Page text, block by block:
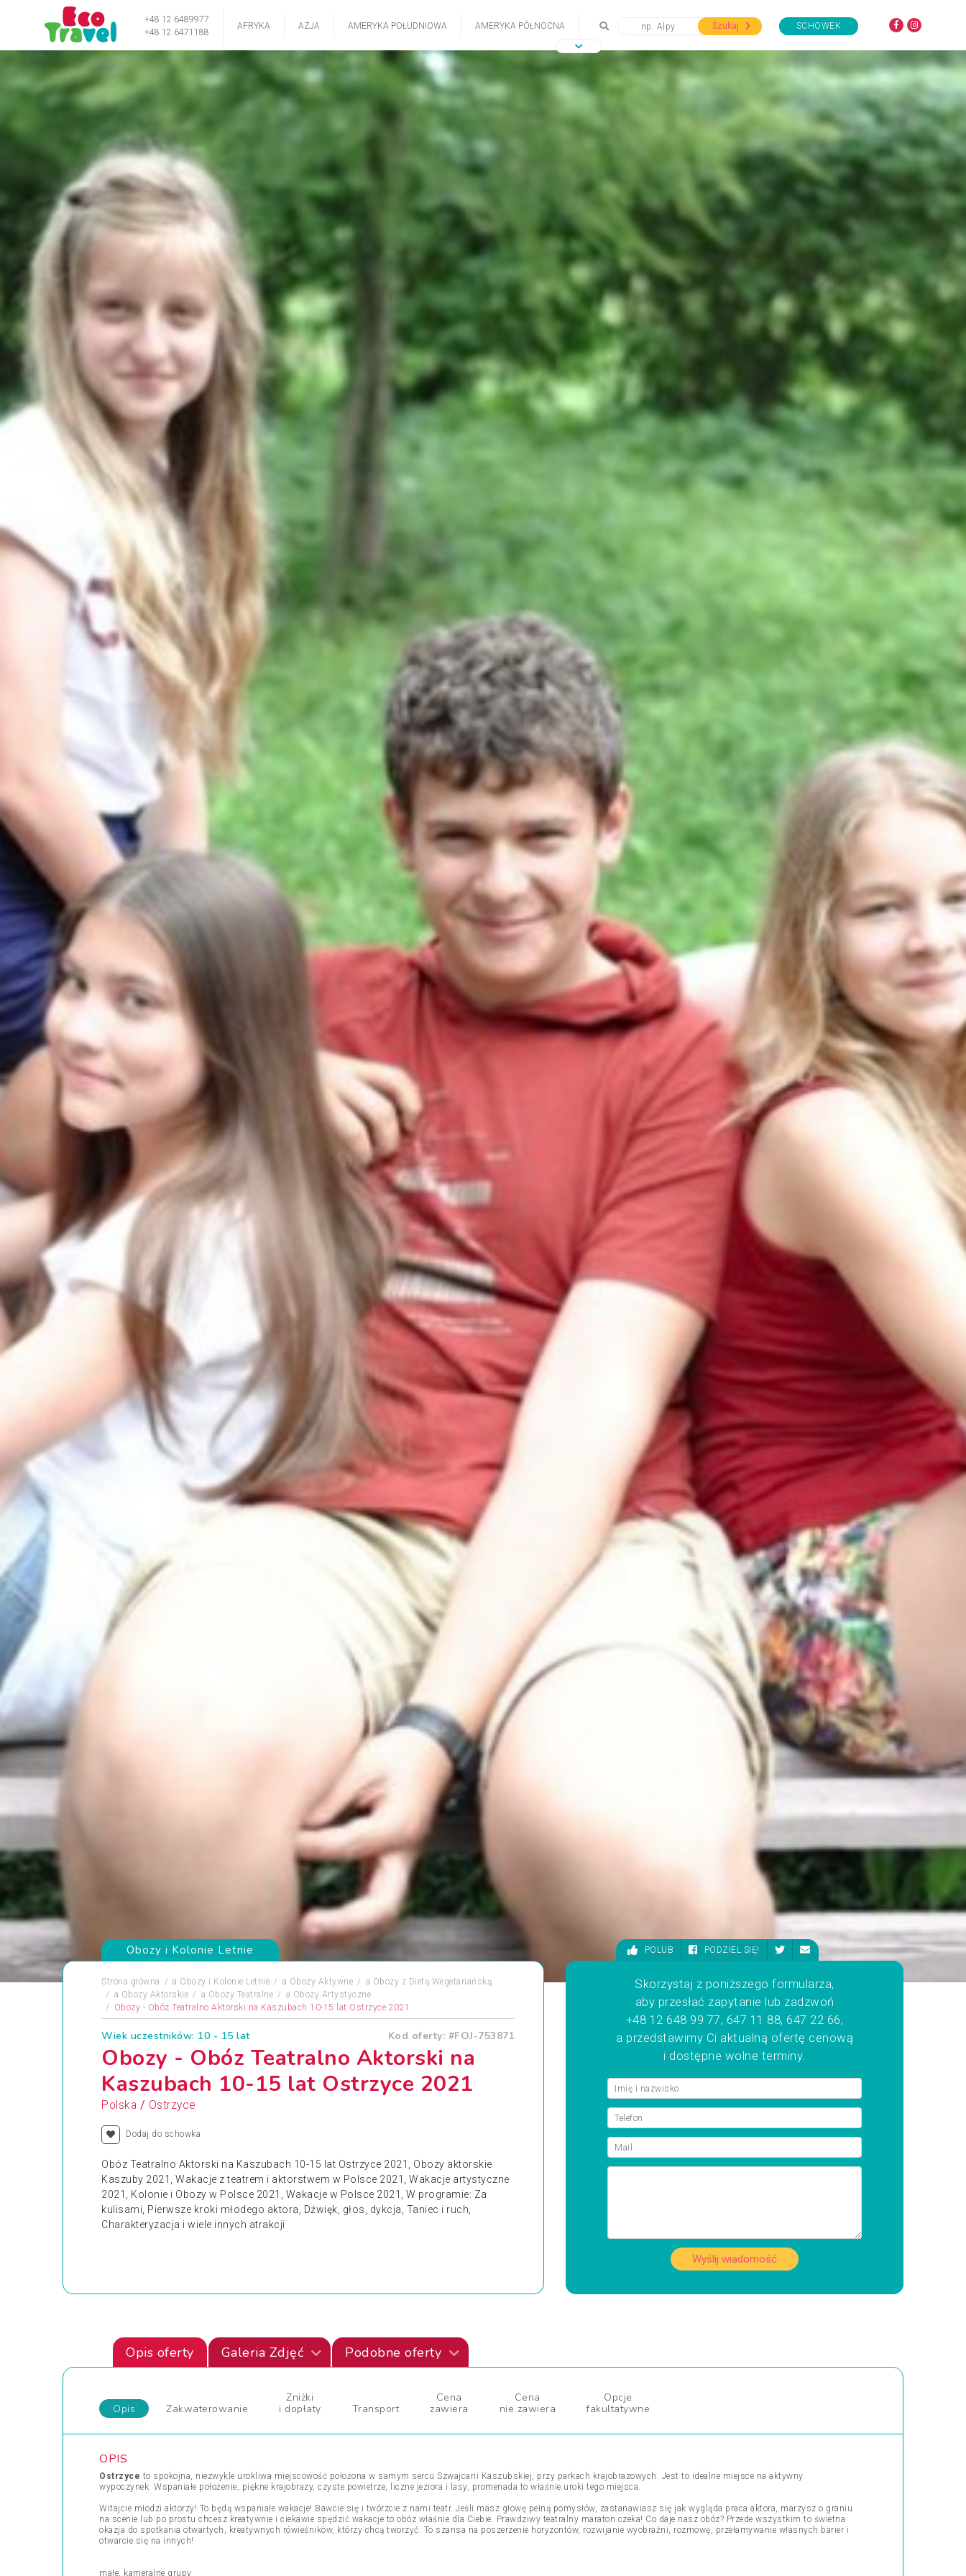
+48 12 6489977
+48 12 6471188
AFRYKA AZJA AMERYKA POŁUDNIOWA AMERYKA PÓŁNOCNA Szukaj SCHOWEK
Obozy i Kolonie Letnie
Strona główna a Obozy i Kolonie Letnie a Obozy Aktywne a Obozy z Dietą Wegetariańską
a Obozy Aktorskie a Obozy Teatralne a Obozy Artystyczne
Obozy - Obóz Teatralno Aktorski na Kaszubach 10-15 lat Ostrzyce 2021
Wiek uczestników: 10 - 15 lat Kod oferty: #FOJ-753871
Obozy - Obóz Teatralno Aktorski na
Kaszubach 10-15 lat Ostrzyce 2021
Polska / Ostrzyce
Dodaj do schowka
Obóz Teatralno Aktorski na Kaszubach 10-15 lat Ostrzyce 2021, Obozy aktorskie
Kaszuby 2021, Wakacje z teatrem i aktorstwem w Polsce 2021, Wakacje artystyczne
2021, Kolonie i Obozy w Polsce 2021, Wakacje w Polsce 2021, W programie: Za
kulisami, Pierwsze kroki młodego aktora, Dźwięk, głos, dykcja, Taniec i ruch,
Charakteryzacja i wiele innych atrakcji
POLUB PODZIEL SIĘ!
Skorzystaj z poniższego formularza,
aby przesłać zapytanie lub zadzwoń
+48 12 648 99 77, 647 11 88, 647 22 66,
a przedstawimy Ci aktualną ofertę cenową
i dostępne wolne terminy.
Wyślij wiadomość
Opis oferty Galeria Zdjęć Podobne oferty
Opis Zakwaterowanie
Zniżki
i dopłaty
Transport
Cena
zawiera
Cena
nie zawiera
Opcje
fakultatywne
OPIS
Ostrzyce to spokojna, niezwykle urokliwa miejscowość położona w samym sercu Szwajcarii Kaszubskiej, przy parkach krajobrazowych. Jest to idealne miejsce na aktywny
wypoczynek. Wspaniałe położenie, piękne krajobrazy, czyste powietrze, liczne jeziora i lasy, promenada to właśnie uroki tego miejsca.
Witajcie młodzi aktorzy! To będą wspaniałe wakacje! Bawcie się i twórzcie z nami teatr. Jeśli masz głowę pełną pomysłów, zastanawiasz się jak wygląda praca aktora, marzysz o graniu
na scenie lub po prostu chcesz kreatywnie i ciekawie spędzić wakacje to obóz właśnie dla Ciebie. Prawdziwy teatralny maraton czeka! Co daje nasz obóz? Przede wszystkim to świetna
okazja do spotkania otwartych, kreatywnych rówieśników, którzy chcą tworzyć. To szansa na poszerzenie horyzontów, rozwijanie wyobraźni, rozmowę, przełamywanie własnych barier i
otwarcie się na innych!
małe, kameralne grupy